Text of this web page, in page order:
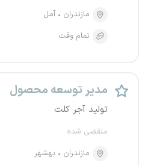
مازندران
آمل
تمام وقت
مدیر توسعه محصول
تولید آجر کلت
منقضی شده
مازندران
بهشهر